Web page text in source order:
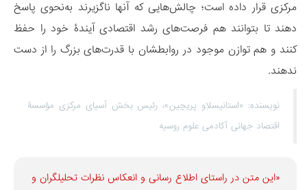
مرکزی قرار داده است؛ چالش‌هایی که آنها ناگزیرند به‌نحوی پاسخ
دهند تا بتوانند هم فرصت‌های رشد اقتصادی آیندۀ خود را حفظ
کنند و هم توازن موجود در روابطشان با قدرت‌های بزرگ را از دست
ندهند.
نویسنده: «استانیسلاو پریچین»، رئیس بخش آسیای مرکزی مؤسسۀ
اقتصاد جهانی آکادمی علوم روسیه
«این متن در راستای اطلاع رسانی و انعكاس نظرات تحليلگران و